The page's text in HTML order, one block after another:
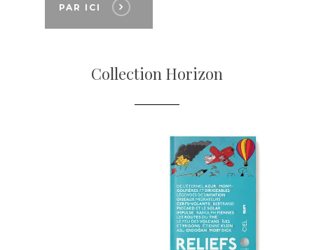
PAR ICI
Collection Horizon